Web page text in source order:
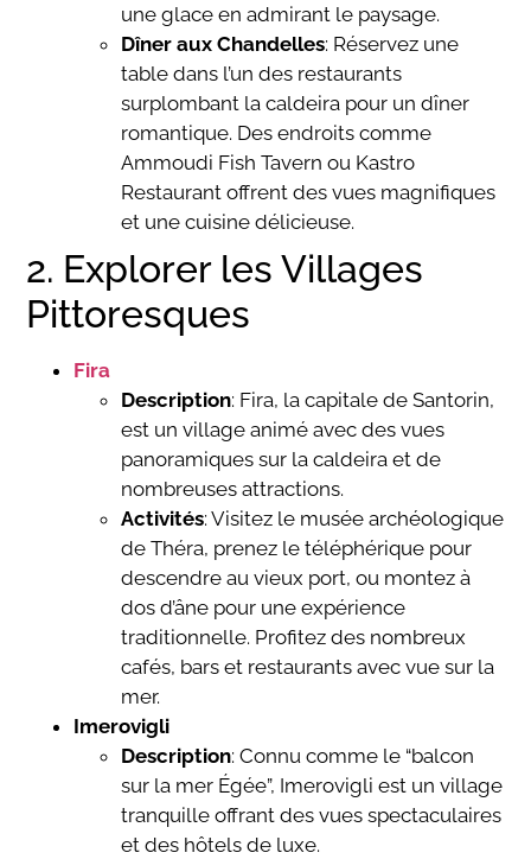
une glace en admirant le paysage.
Dîner aux Chandelles: Réservez une
table dans l’un des restaurants
surplombant la caldeira pour un dîner
romantique. Des endroits comme
Ammoudi Fish Tavern ou Kastro
Restaurant offrent des vues magnifiques
et une cuisine délicieuse.
2. Explorer les Villages
Pittoresques
Fira
Description: Fira, la capitale de Santorin,
est un village animé avec des vues
panoramiques sur la caldeira et de
nombreuses attractions.
Activités: Visitez le musée archéologique
de Théra, prenez le téléphérique pour
descendre au vieux port, ou montez à
dos d’âne pour une expérience
traditionnelle. Profitez des nombreux
cafés, bars et restaurants avec vue sur la
mer.
Imerovigli
Description: Connu comme le “balcon
sur la mer Égée”, Imerovigli est un village
tranquille offrant des vues spectaculaires
et des hôtels de luxe.